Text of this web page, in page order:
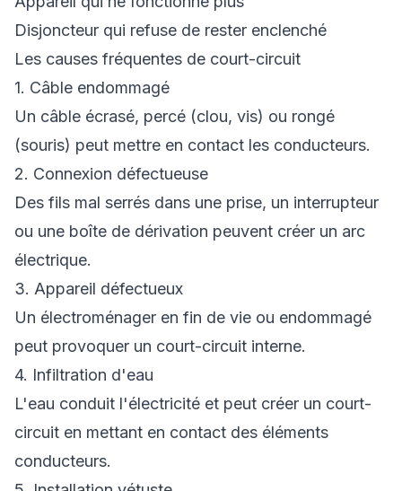
Disjoncteur qui refuse de rester enclenché
Les causes fréquentes de court-circuit
1. Câble endommagé
Un câble écrasé, percé (clou, vis) ou rongé
(souris) peut mettre en contact les conducteurs.
2. Connexion défectueuse
Des fils mal serrés dans une prise, un interrupteur
ou une boîte de dérivation peuvent créer un arc
électrique.
3. Appareil défectueux
Un électroménager en fin de vie ou endommagé
peut provoquer un court-circuit interne.
4. Infiltration d'eau
L'eau conduit l'électricité et peut créer un court-
circuit en mettant en contact des éléments
conducteurs.